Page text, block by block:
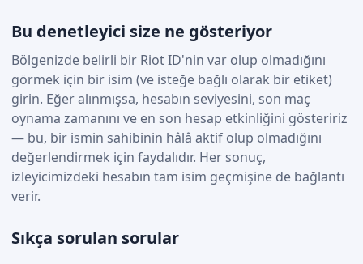
Bu denetleyici size ne gösteriyor
Bölgenizde belirli bir Riot ID'nin var olup olmadığını
görmek için bir isim (ve isteğe bağlı olarak bir etiket)
girin. Eğer alınmışsa, hesabın seviyesini, son maç
oynama zamanını ve en son hesap etkinliğini gösteririz
— bu, bir ismin sahibinin hâlâ aktif olup olmadığını
değerlendirmek için faydalıdır. Her sonuç,
izleyicimizdeki hesabın tam isim geçmişine de bağlantı
verir.
Sıkça sorulan sorular